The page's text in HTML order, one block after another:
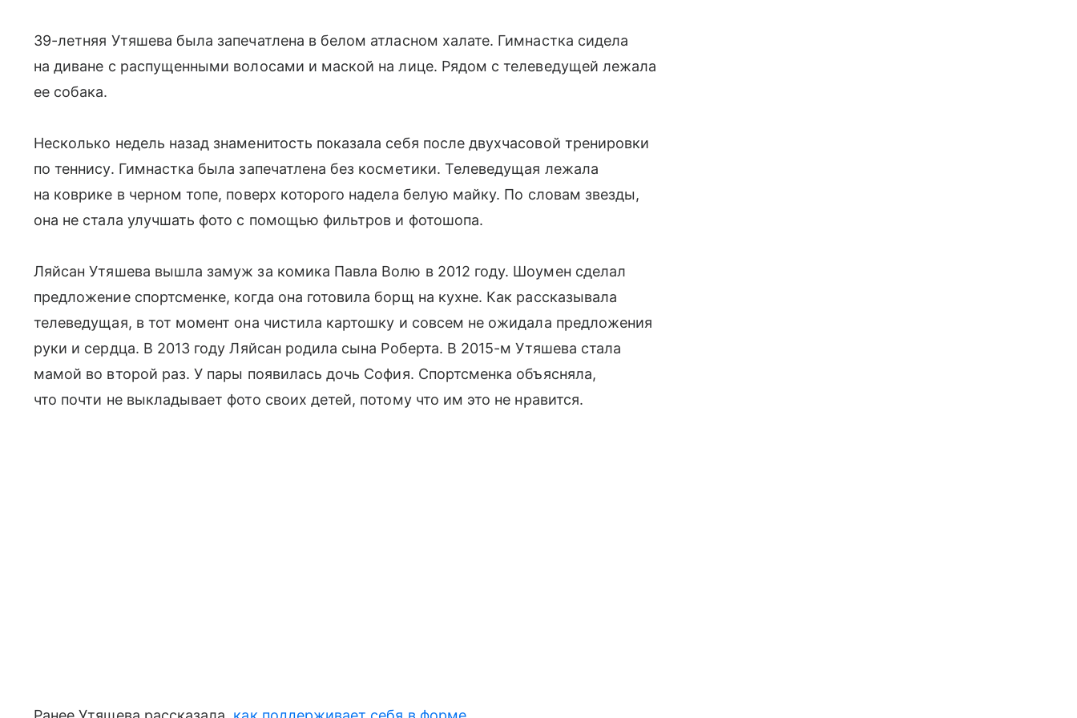
39-летняя Утяшева была запечатлена в белом атласном халате. Гимнастка сидела
на диване с распущенными волосами и маской на лице. Рядом с телеведущей лежала
ее собака.
Несколько недель назад знаменитость показала себя после двухчасовой тренировки
по теннису. Гимнастка была запечатлена без косметики. Телеведущая лежала
на коврике в черном топе, поверх которого надела белую майку. По словам звезды,
она не стала улучшать фото с помощью фильтров и фотошопа.
Ляйсан Утяшева вышла замуж за комика Павла Волю в 2012 году. Шоумен сделал
предложение спортсменке, когда она готовила борщ на кухне. Как рассказывала
телеведущая, в тот момент она чистила картошку и совсем не ожидала предложения
руки и сердца. В 2013 году Ляйсан родила сына Роберта. В 2015-м Утяшева стала
мамой во второй раз. У пары появилась дочь София. Спортсменка объясняла,
что почти не выкладывает фото своих детей, потому что им это не нравится.